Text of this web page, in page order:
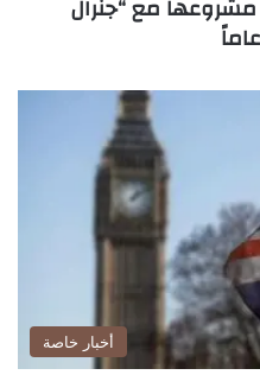
مشروعها مع “جنرال
أخبار خاصة